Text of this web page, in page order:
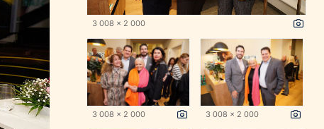
3 008 x 2 000
3 008 x 2 000 3 008 x 2 000